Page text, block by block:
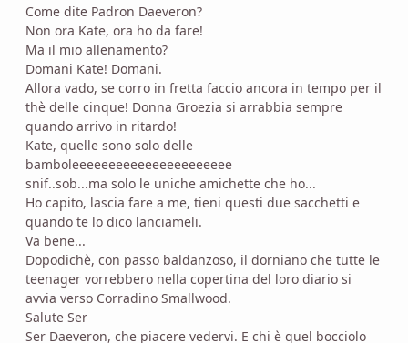
Come dite Padron Daeveron?
Non ora Kate, ora ho da fare!
Ma il mio allenamento?
Domani Kate! Domani.
Allora vado, se corro in fretta faccio ancora in tempo per il
thè delle cinque! Donna Groezia si arrabbia sempre
quando arrivo in ritardo!
Kate, quelle sono solo delle
bamboleeeeeeeeeeeeeeeeeeeeee
snif..sob...ma solo le uniche amichette che ho...
Ho capito, lascia fare a me, tieni questi due sacchetti e
quando te lo dico lanciameli.
Va bene...
Dopodichè, con passo baldanzoso, il dorniano che tutte le
teenager vorrebbero nella copertina del loro diario si
avvia verso Corradino Smallwood.
Salute Ser
Ser Daeveron, che piacere vedervi. E chi è quel bocciolo